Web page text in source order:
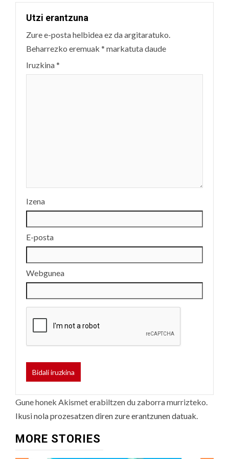
Utzi erantzuna
Zure e-posta helbidea ez da argitaratuko.
Beharrezko eremuak * markatuta daude
Iruzkina*
Izena
E-posta
Webgunea
Gune honek Akismet erabiltzen du zaborra murrizteko.
Ikusi nola prozesatzen diren zure erantzunen datuak.
MORE STORIES